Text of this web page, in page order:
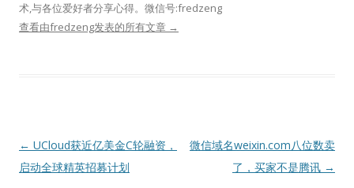
术,与各位爱好者分享心得。微信号:fredzeng
查看由fredzeng发表的所有文章 →
文
章
← UCloud获近亿美金C轮融资，
启动全球精英招募计划
微信域名weixin.com八位数卖
了，买家不是腾讯 →